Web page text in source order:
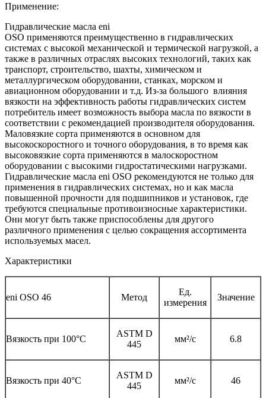
Применение:
Гидравлические масла eni
OSO применяются преимущественно в гидравлических
системах с высокой механической и термической нагрузкой, а
также в различных отраслях высоких технологий, таких как
транспорт, строительство, шахты, химическом и
металлургическом оборудовании, станках, морском и
авиационном оборудовании и т.д. Из-за большого влияния
вязкости на эффективность работы гидравлических систем
потребитель имеет возможность выбора масла по вязкости в
соответствии с рекомендацией производителя оборудования.
Маловязкие сорта применяются в основном для
высокоскоростного и точного оборудования, в то время как
высоковязкие сорта применяются в малоскоростном
оборудовании с высокими гидростатическими нагрузками.
Гидравлические масла eni OSO рекомендуются не только для
применения в гидравлических системах, но и как масла
повышенной прочности для подшипников и установок, где
требуются специальные противоизносные характеристики.
Они могут быть также приспособлены для другого
различного применения с целью сокращения ассортимента
используемых масел.
Характеристики
eni OSO 46 Метод
Ед.
измерения
Значение
Вязкость при 100°С
ASTM D
445
мм²/с 6.8
Вязкость при 40°С
ASTM D
445
мм²/с 46